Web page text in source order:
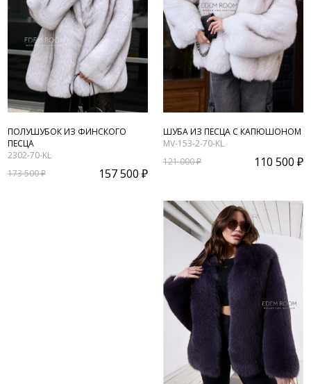
ПОЛУШУБОК ИЗ ФИНСКОГО
ПЕСЦА
2302-70-KL
173 500 ₽
157 500 ₽
ШУБА ИЗ ПЕСЦА С КАПЮШОНОМ
MV-153-2-70-KL
121 000 ₽
110 500 ₽